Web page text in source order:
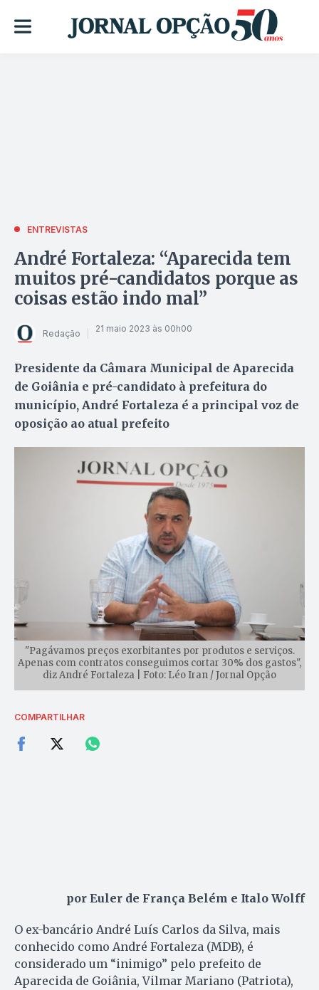
ENTREVISTAS
André Fortaleza: “Aparecida tem
muitos pré-candidatos porque as
coisas estão indo mal”
Redação 21 maio 2023 às 00h00
Presidente da Câmara Municipal de Aparecida
de Goiânia e pré-candidato à prefeitura do
município, André Fortaleza é a principal voz de
oposição ao atual prefeito
"Pagávamos preços exorbitantes por produtos e serviços.
Apenas com contratos conseguimos cortar 30% dos gastos",
diz André Fortaleza | Foto: Léo Iran / Jornal Opção
COMPARTILHAR
por Euler de França Belém e Italo Wolff
O ex-bancário André Luís Carlos da Silva, mais
conhecido como André Fortaleza (MDB), é
considerado um “inimigo” pelo prefeito de
Aparecida de Goiânia, Vilmar Mariano (Patriota),